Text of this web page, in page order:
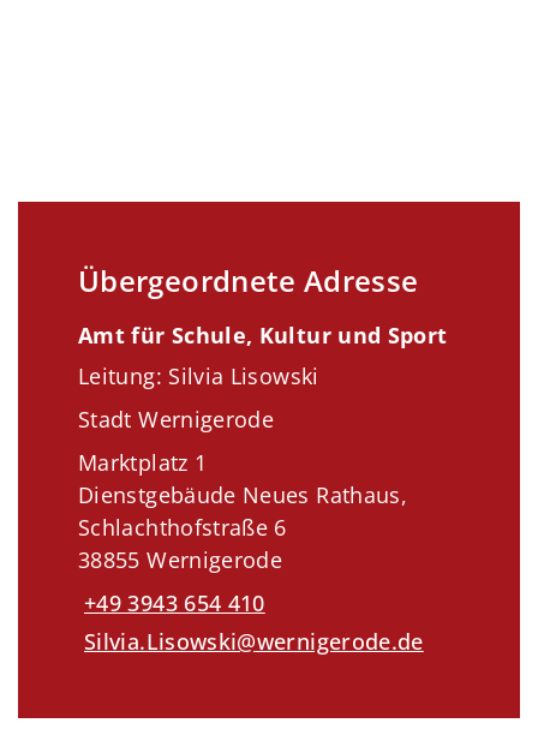
Übergeordnete Adresse
Amt für Schule, Kultur und Sport
Leitung: Silvia Lisowski
Stadt Wernigerode
Marktplatz 1
Dienstgebäude Neues Rathaus,
Schlachthofstraße 6
38855 Wernigerode
+49 3943 654 410
Silvia.Lisowski@wernigerode.de